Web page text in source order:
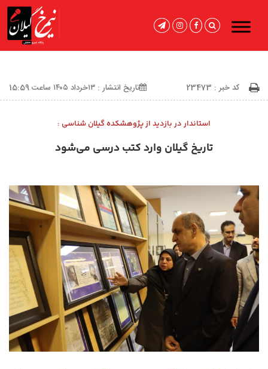
کد خبر : 23473 تاریخ انتشار : ۱۳خرداد ۱۴۰۵ ساعت 15:59
استاندار در بازدید از پژوهشکده گیلان شناسی :
تاریخ گیلان وارد کتب درسی می‌شود